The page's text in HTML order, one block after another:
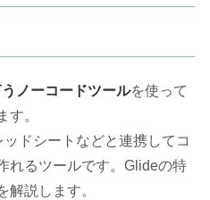
ノーコードツールを使って
す。
ドシートなどと連携してコ
れるツールです。Glideの特
解説します。